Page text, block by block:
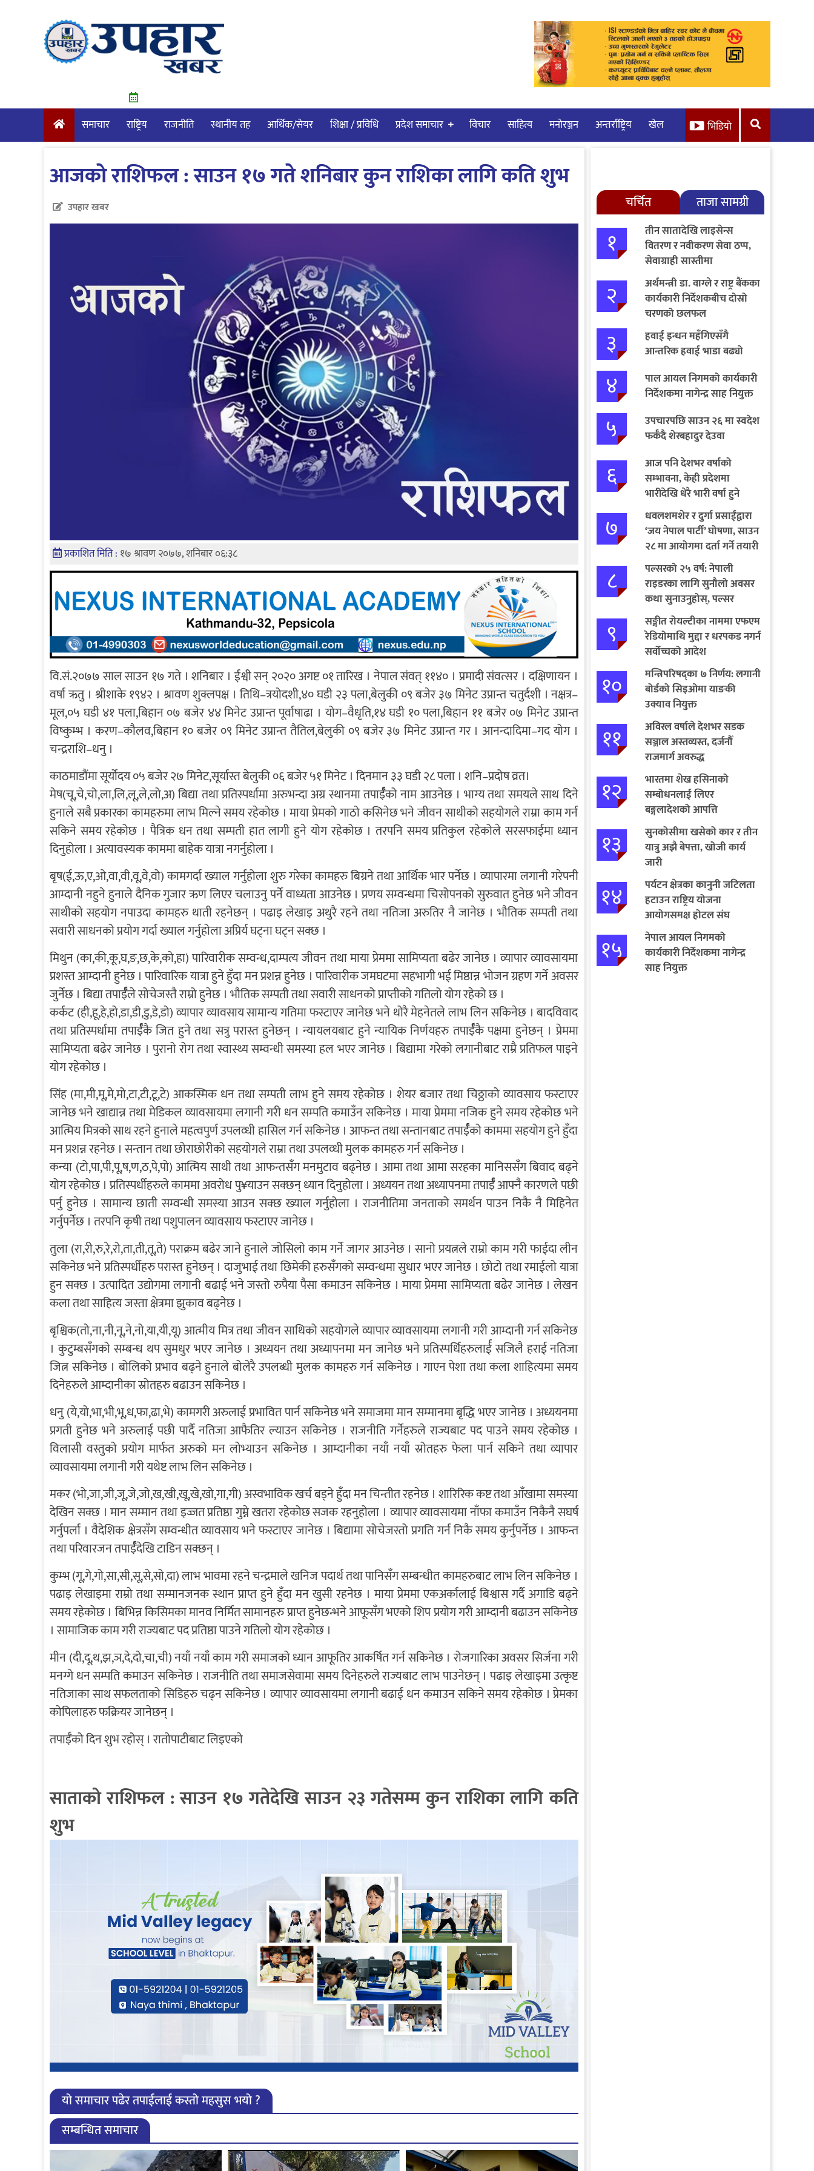
समाचार राष्ट्रिय राजनीति स्थानीय तह आर्थिक/सेयर शिक्षा / प्रविधि प्रदेश समाचार विचार साहित्य मनाेरञ्जन अन्तर्राष्ट्रिय खेल भिडियो
आजकाे राशिफल : साउन १७ गते शनिबार कुन राशिका लागि कति शुभ
उपहार खबर
प्रकाशित मिति : १७ श्रावण २०७७, शनिबार ०६:३८
वि.सं.२०७७ साल साउन १७ गते । शनिबार । ईश्वी सन् २०२० अगष्ट ०१ तारिख । नेपाल संवत् ११४० । प्रमादी संवत्सर । दक्षिणायन ।
वर्षा ऋतु । श्रीशाके १९४२ । श्रावण शुक्लपक्ष । तिथि–त्रयोदशी,४० घडी २३ पला,बेलुकी ०९ बजेर ३७ मिनेट उप्रान्त चतुर्दशी । नक्षत्र–
मूल,०५ घडी ४१ पला,बिहान ०७ बजेर ४४ मिनेट उप्रान्त पूर्वाषाढा । योग–वैधृति,१४ घडी १० पला,बिहान ११ बजेर ०७ मिनेट उप्रान्त
विष्कुम्भ । करण–कौलव,बिहान १० बजेर ०९ मिनेट उप्रान्त तैतिल,बेलुकी ०९ बजेर ३७ मिनेट उप्रान्त गर । आनन्दादिमा–गद योग ।
चन्द्रराशि–धनु ।
काठमाडौंमा सूर्योदय ०५ बजेर २७ मिनेट,सूर्यास्त बेलुकी ०६ बजेर ५१ मिनेट । दिनमान ३३ घडी २८ पला । शनि–प्रदोष व्रत।
मेष(चू,चे,चो,ला,लि,लू,ले,लो,अ) बिद्या तथा प्रतिस्पर्धामा अरुभन्दा अग्र स्थानमा तपार्ईँको नाम आउनेछ । भाग्य तथा समयले साथ दिने
हुनाले सबै प्रकारका कामहरुमा लाभ मिल्ने समय रहेकोछ । माया प्रेमको गाठो कसिनेछ भने जीवन साथीको सहयोगले राम्रा काम गर्न
सकिने समय रहेकोछ । पैत्रिक धन तथा सम्पती हात लागी हुने योग रहेकोछ । तरपनि समय प्रतिकुल रहेकोले सरसफाईमा ध्यान
दिनुहोला । अत्यावस्यक काममा बाहेक यात्रा नगर्नुहोला ।
बृष(ई,ऊ,ए,ओ,वा,वी,वू,वे,वो) कामगर्दा ख्याल गर्नुहोला शुरु गरेका कामहरु बिग्रने तथा आर्थिक भार पर्नेछ । व्यापारमा लगानी गरेपनी
आम्दानी नहुने हुनाले दैनिक गुजार ऋण लिएर चलाउनु पर्ने वाध्यता आउनेछ । प्रणय सम्वन्धमा चिसोपनको सुरुवात हुनेछ भने जीवन
साथीको सहयोग नपाउदा कामहरु थाती रहनेछन् । पढाइ लेखाइ अथुरै रहने तथा नतिजा अरुतिर नै जानेछ । भौतिक सम्पती तथा
सवारी साधनको प्रयोग गर्दा ख्याल गर्नुहोला अप्रिर्य घट्ना घट्न सक्छ ।
मिथुन (का,की,कू,घ,ङ,छ,के,को,हा) पारिवारीक सम्वन्ध,दाम्पत्य जीवन तथा माया प्रेममा सामिप्यता बढेर जानेछ । व्यापार व्यावसायमा
प्रशस्त आम्दानी हुनेछ । पारिवारिक यात्रा हुने हुँदा मन प्रशन्न हुनेछ । पारिवारीक जमघटमा सहभागी भई मिष्ठान्न भोजन ग्रहण गर्ने अवसर
जुर्नेछ । बिद्या तपार्ईँले सोचेजस्तै राम्रो हुनेछ । भौतिक सम्पती तथा सवारी साधनको प्राप्तीको गतिलो योग रहेको छ ।
कर्कट (ही,हू,हे,हो,डा,डी,डु,डे,डो) व्यापार व्यावसाय सामान्य गतिमा फस्टाएर जानेछ भने थोरै मेहनेतले लाभ लिन सकिनेछ । बादविवाद
तथा प्रतिस्पर्धामा तपार्ईँकै जित हुने तथा सत्रु परास्त हुनेछन् । न्यायलयबाट हुने न्यायिक निर्णयहरु तपार्ईँकै पक्षमा हुनेछन् । प्रेममा
सामिप्यता बढेर जानेछ । पुरानो रोग तथा स्वास्थ्य सम्वन्धी समस्या हल भएर जानेछ । बिद्यामा गरेको लगानीबाट राम्रै प्रतिफल पाइने
योग रहेकोछ ।
सिंह (मा,मी,मू,मे,मो,टा,टी,टू,टे) आकस्मिक धन तथा सम्पती लाभ हुने समय रहेकोछ । शेयर बजार तथा चिठ्ठाको व्यावसाय फस्टाएर
जानेछ भने खाद्यान्न तथा मेडिकल व्यावसायमा लगानी गरी धन सम्पति कमाउँन सकिनेछ । माया प्रेममा नजिक हुने समय रहेकोछ भने
आत्मिय मित्रको साथ रहने हुनाले महत्वपुर्ण उपलव्धी हासिल गर्न सकिनेछ । आफन्त तथा सन्तानबाट तपार्ईँको काममा सहयोग हुने हुँदा
मन प्रशन्न रहनेछ । सन्तान तथा छोराछोरीको सहयोगले राम्रा तथा उपलव्धी मुलक कामहरु गर्न सकिनेछ ।
कन्या (टो,पा,पी,पू,ष,ण,ठ,पे,पो) आत्मिय साथी तथा आफन्तसँग मनमुटाव बढ्नेछ । आमा तथा आमा सरहका मानिससँग बिवाद बढ्ने
योग रहेकोछ । प्रतिस्पर्धीहरुले काममा अवरोध पु¥याउन सक्छन् ध्यान दिनुहोला । अध्ययन तथा अध्यापनमा तपार्ईँ आफ्नै कारणले पछी
पर्नु हुनेछ । सामान्य छाती सम्वन्धी समस्या आउन सक्छ ख्याल गर्नुहोला । राजनीतिमा जनताको समर्थन पाउन निकै नै मिहिनेत
गर्नुपर्नेछ । तरपनि कृषी तथा पशुपालन व्यावसाय फस्टाएर जानेछ ।
तुला (रा,री,रु,रे,रो,ता,ती,तू,ते) पराक्रम बढेर जाने हुनाले जोसिलो काम गर्ने जागर आउनेछ । सानो प्रयत्नले राम्रो काम गरी फाईदा लीन
सकिनेछ भने प्रतिस्पर्धीहरु परास्त हुनेछन् । दाजुभाई तथा छिमेकी हरुसँगको सम्वन्धमा सुधार भएर जानेछ । छोटो तथा रमाईलो यात्रा
हुन सक्छ । उत्पादित उद्योगमा लगानी बढाई भने जस्तो रुपैया पैसा कमाउन सकिनेछ । माया प्रेममा सामिप्यता बढेर जानेछ । लेखन
कला तथा साहित्य जस्ता क्षेत्रमा झुकाव बढ्नेछ ।
बृश्चिक(तो,ना,नी,नू,ने,नो,या,यी,यू) आत्मीय मित्र तथा जीवन साथिको सहयोगले व्यापार व्यावसायमा लगानी गरी आम्दानी गर्न सकिनेछ
। कुटुम्बसँगको सम्बन्ध थप सुमधुर भएर जानेछ । अध्ययन तथा अध्यापनमा मन जानेछ भने प्रतिस्पर्धिहरुलार्ई सजिलै हराई नतिजा
जित्न सकिनेछ । बोलिको प्रभाव बढ्ने हुनाले बोलेरै उपलब्धी मुलक कामहरु गर्न सकिनेछ । गाएन पेशा तथा कला शाहित्यमा समय
दिनेहरुले आम्दानीका स्रोतहरु बढाउन सकिनेछ ।
धनु (ये,यो,भा,भी,भू,ध,फा,ढा,भे) कामगरी अरुलाई प्रभावित पार्न सकिनेछ भने समाजमा मान सम्मानमा बृद्धि भएर जानेछ । अध्ययनमा
प्रगती हुनेछ भने अरुलाई पछी पार्दै नतिजा आफैतिर ल्याउन सकिनेछ । राजनीति गर्नेहरुले राज्यबाट पद पाउने समय रहेकोछ ।
विलासी वस्तुको प्रयोग मार्फत अरुको मन लोभ्याउन सकिनेछ । आम्दानीका नयाँ नयाँ स्रोतहरु फेला पार्न सकिने तथा व्यापार
व्यावसायमा लगानी गरी यथेष्ट लाभ लिन सकिनेछ ।
मकर (भो,जा,जी,जू,जे,जो,ख,खी,खू,खे,खो,गा,गी) अस्वभाविक खर्च बड्ने हुँदा मन चिन्तीत रहनेछ । शारिरिक कष्ट तथा आँखामा समस्या
देखिन सक्छ । मान सम्मान तथा इज्जत प्रतिष्ठा गुम्ने खतरा रहेकोछ सजक रहनुहोला । व्यापार व्यावसायमा नाँफा कमाउँन निकैनै सघर्ष
गर्नुपर्ला । वैदेशिक क्षेत्रसँग सम्वन्धीत व्यावसाय भने फस्टाएर जानेछ । बिद्यामा सोचेजस्तो प्रगति गर्न निकै समय कुर्नुपर्नेछ । आफन्त
तथा परिवारजन तपार्ईँदेखि टाडिन सक्छन् ।
कुम्भ (गू,गे,गो,सा,सी,सू,से,सो,दा) लाभ भावमा रहने चन्द्रमाले खनिज पदार्थ तथा पानिसँग सम्बन्धीत कामहरुबाट लाभ लिन सकिनेछ ।
पढाइ लेखाइमा राम्रो तथा सम्मानजनक स्थान प्राप्त हुने हुँदा मन खुसी रहनेछ । माया प्रेममा एकअर्कालाई बिश्वास गर्दै अगाडि बढ्ने
समय रहेकोछ । बिभिन्न किसिमका मानव निर्मित सामानहरु प्राप्त हुनेछन्भने आफूसँग भएको शिप प्रयोग गरी आम्दानी बढाउन सकिनेछ
। सामाजिक काम गरी राज्यबाट पद प्रतिष्ठा पाउने गतिलो योग रहेकोछ ।
मीन (दी,दू,थ,झ,ञ,दे,दो,चा,ची) नयाँ नयाँ काम गरी समाजको ध्यान आफूतिर आकर्षित गर्न सकिनेछ । रोजगारिका अवसर सिर्जना गरी
मनग्गे धन सम्पति कमाउन सकिनेछ । राजनीति तथा समाजसेवामा समय दिनेहरुले राज्यबाट लाभ पाउनेछन् । पढाइ लेखाइमा उत्कृष्ट
नतिजाका साथ सफलताको सिडिहरु चढ्न सकिनेछ । व्यापार व्यावसायमा लगानी बढाई धन कमाउन सकिने समय रहेकोछ । प्रेमका
कोपिलाहरु फक्रियर जानेछन् ।
तपाईँको दिन शुभ रहोस् । राताेपाटीबाट लिइएकाे
साताकाे राशिफल : साउन १७ गतेदेखि साउन २३ गतेसम्म कुन राशिका लागि कति
शुभ
यो समाचार पढेर तपाईलाई कस्तो महसुस भयो ?
सम्बन्धित समाचार
चर्चित ताजा सामग्री
१
तीन सातादेखि लाइसेन्स
वितरण र नवीकरण सेवा ठप्प,
सेवाग्राही सास्तीमा
२
अर्थमन्त्री डा. वाग्ले र राष्ट्र बैंकका
कार्यकारी निर्देशकबीच दोस्रो
चरणको छलफल
३
हवाई इन्धन महँगिएसँगै
आन्तरिक हवाई भाडा बढ्यो
४
पाल आयल निगमको कार्यकारी
निर्देशकमा नागेन्द्र साह नियुक्त
५
उपचारपछि साउन २६ मा स्वदेश
फर्कँदै शेरबहादुर देउवा
६
आज पनि देशभर वर्षाको
सम्भावना, केही प्रदेशमा
भारीदेखि धेरै भारी वर्षा हुने
चेतावनी
७
धवलशमशेर र दुर्गा प्रसाईंद्वारा
‘जय नेपाल पार्टी’ घोषणा, साउन
२८ मा आयोगमा दर्ता गर्ने तयारी
८
पल्सरको २५ वर्ष: नेपाली
राइडरका लागि सुनौलो अवसर
कथा सुनाउनुहोस्, पल्सर
जित्नुहोस्
९
सङ्गीत रोयल्टीका नाममा एफएम
रेडियोमाथि मुद्दा र धरपकड नगर्न
सर्वोच्चको आदेश
१०
मन्त्रिपरिषद्का ७ निर्णय: लगानी
बोर्डको सिइओमा याङकी
उक्याव नियुक्त
११
अविरल वर्षाले देशभर सडक
सञ्जाल अस्तव्यस्त, दर्जनौँ
राजमार्ग अवरुद्ध
१२
भारतमा शेख हसिनाको
सम्बोधनलाई लिएर
बङ्गलादेशको आपत्ति
१३
सुनकोसीमा खसेको कार र तीन
यात्रु अझै बेपत्ता, खोजी कार्य
जारी
१४
पर्यटन क्षेत्रका कानुनी जटिलता
हटाउन राष्ट्रिय योजना
आयोगसमक्ष होटल संघ
बागमतीका पाँचबुँदे माग
१५
नेपाल आयल निगमको
कार्यकारी निर्देशकमा नागेन्द्र
साह नियुक्त